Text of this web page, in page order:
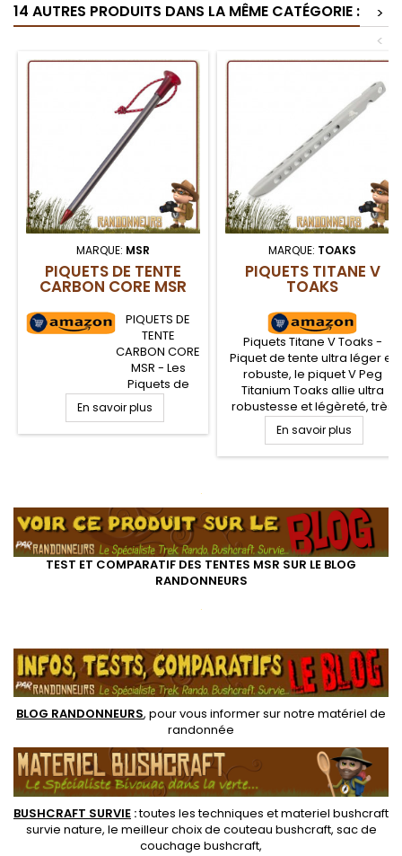
les piquets sans riper, et dos
pied de biche. Décapsuleur
14 AUTRES PRODUITS DANS LA MÊME CATÉGORIE :
>
<
MARQUE: MSR
PIQUETS DE TENTE
CARBON CORE MSR
PIQUETS DE
TENTE
CARBON CORE
MSR - Les
Piquets de
tente ultra
léger et
robuste, les
robustesse et
légèreté, très
appréciées
pour la
randonnée
tente avec
noyau en fibre
de carbone
pour sols durs
résistera
En savoir plus
MARQUE: TOAKS
PIQUETS TITANE V
TOAKS
Piquets Titane V Toaks -
Piquet de tente ultra léger et
robuste, le piquet V Peg
Titanium Toaks allie ultra
robustesse et légèreté, très
appréciées pour la
randonnée légère et le trek.
En forme de "V", ce piquet de
dans presque tous les sols
En savoir plus
.
TEST ET COMPARATIF DES TENTES MSR SUR LE BLOG
RANDONNEURS
.
BLOG RANDONNEURS, pour vous informer sur notre matériel de
randonnée
BUSHCRAFT SURVIE :toutes les techniques etmateriel bushcraft
survie nature, le meilleur choix de couteau bushcraft, sac de
couchage bushcraft,